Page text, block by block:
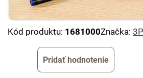
Kód produktu: 1681000Značka:
Pridať hodnotenie